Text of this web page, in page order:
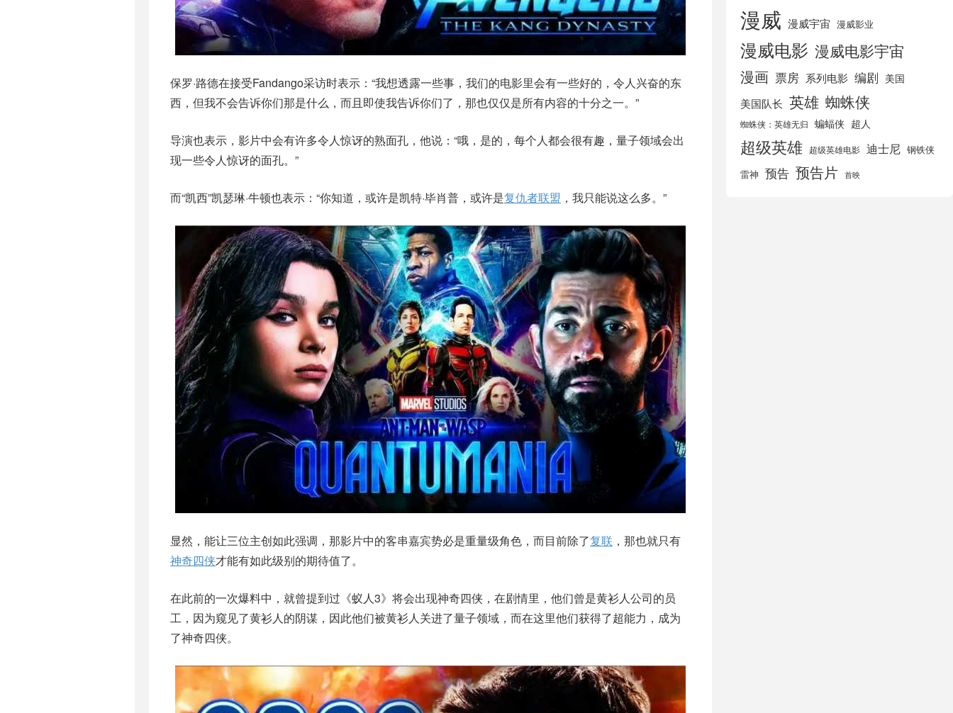
保罗·路德在接受Fandango采访时表示：“我想透露一些事，我们的电影里会有一些好的，令人兴奋的东
西，但我不会告诉你们那是什么，而且即使我告诉你们了，那也仅仅是所有内容的十分之一。”
导演也表示，影片中会有许多令人惊讶的熟面孔，他说：“哦，是的，每个人都会很有趣，量子领域会出
现一些令人惊讶的面孔。”
而“凯西”凯瑟琳·牛顿也表示：“你知道，或许是凯特·毕肖普，或许是复仇者联盟 ，我只能说这么多。”
显然，能让三位主创如此强调，那影片中的客串嘉宾势必是重量级角色，而目前除了复联 ，那也就只有
神奇四侠才能有如此级别的期待值了。
在此前的一次爆料中，就曾提到过《蚁人3》将会出现神奇四侠，在剧情里，他们曾是黄衫人公司的员
工，因为窥见了黄衫人的阴谋，因此他们被黄衫人关进了量子领域，而在这里他们获得了超能力，成为
了神奇四侠。
漫威 漫威宇宙 漫威影业
漫威电影 漫威电影宇宙
漫画 票房 系列电影 编剧 美国
美国队长 英雄 蜘蛛侠
蜘蛛侠：英雄无归 蝙蝠侠 超人
超级英雄 超级英雄电影 迪士尼 钢铁侠
雷神 预告 预告片 首映